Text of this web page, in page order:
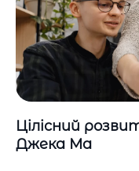
Цілісний
Джека Ма